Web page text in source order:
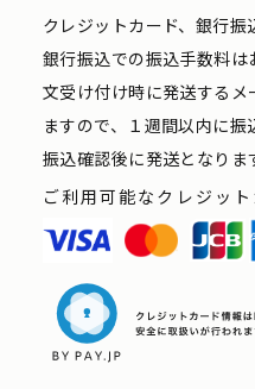
クレジットカード、銀行振
銀行振込での振込手数料
文受け付け時に発送するメ
ますので、１週間以内に
振込確認後に発送となりま
ご利用可能なクレジッ